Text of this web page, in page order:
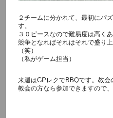
２チームに分かれて、最初にパ
す。
３０ピースなので難易度は高くあ
競争となればそれはそれで盛り
（笑）
（私がゲーム担当）
来週はGPレクでBBQです。教会
教会の方なら参加できますので